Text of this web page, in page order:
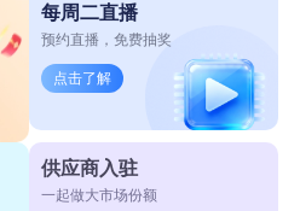
每周二直播
预约直播，免费抽奖
点击了解
供应商入驻
一起做大市场份额